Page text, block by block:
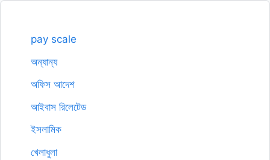
pay scale
অন্যান্য
অফিস আদেশ
আইবাস রিলেটেড
ইসলামিক
খেলাধুলা